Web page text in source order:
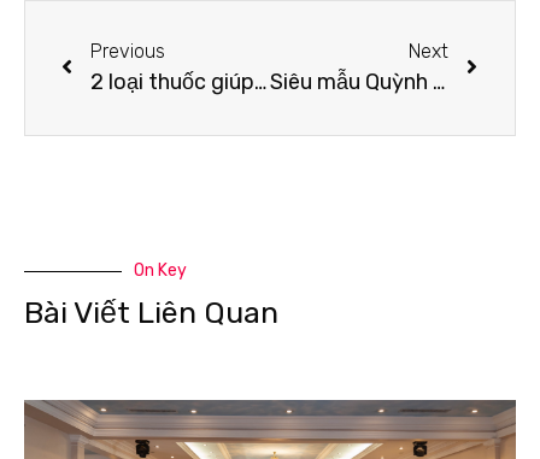
Previous
2 loại thuốc giúp F0 hạn chế chuyển nặng khi cách ly tại nhà
Next
Siêu mẫu Quỳnh Hoa không ngại khó ngại khổ, trao quà tận tay người dân bị phong tỏa
On Key
Bài Viết Liên Quan